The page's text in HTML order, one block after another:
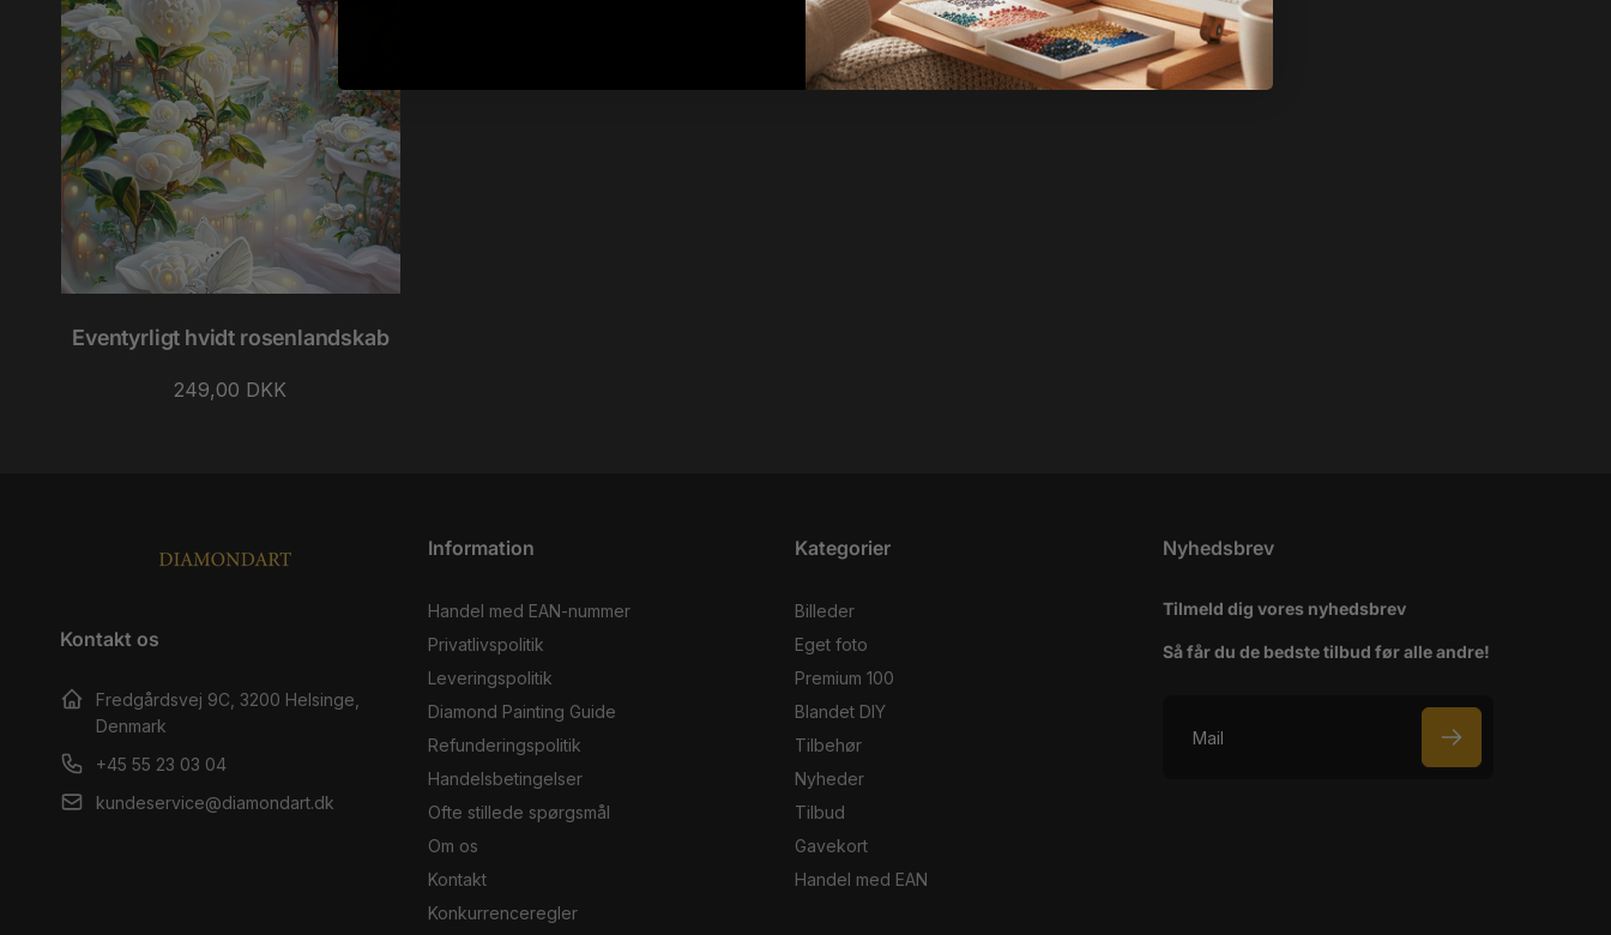
Eventyrligt hvidt rosenlandskab
Normalpris
249,00 DKK
Kontakt os
Fredgårdsvej 9C, 3200 Helsinge,
Denmark
+45 55 23 03 04
kundeservice@diamondart.dk
Information
Handel med EAN-nummer
Privatlivspolitik
Leveringspolitik
Diamond Painting Guide
Refunderingspolitik
Handelsbetingelser
Ofte stillede spørgsmål
Om os
Kontakt
Konkurrenceregler
Kategorier
Billeder
Eget foto
Premium 100
Blandet DIY
Tilbehør
Nyheder
Tilbud
Gavekort
Handel med EAN
Nyhedsbrev
Tilmeld dig vores nyhedsbrev
Så får du de bedste tilbud før alle andre!